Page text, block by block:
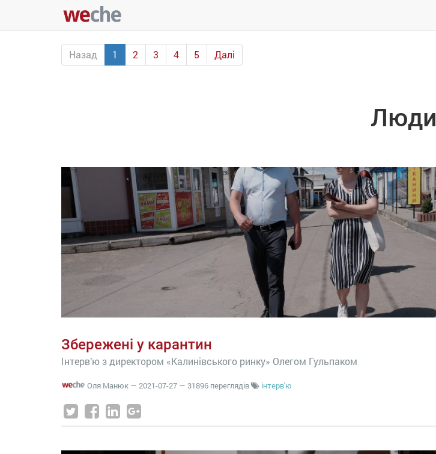
Назад 1 2 3 4 5 Далі
Люди
Збережені у карантин
Інтерв’ю з директором «Калинівського ринку» Олегом Гульпаком
Оля Манюк — 2021-07-27 — 31896 переглядів інтерв'ю